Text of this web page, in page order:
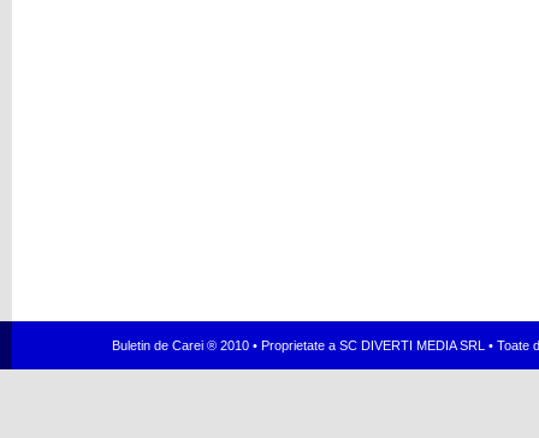
Buletin de Carei ® 2010 • Proprietate a SC DIVERTI MEDIA SRL •